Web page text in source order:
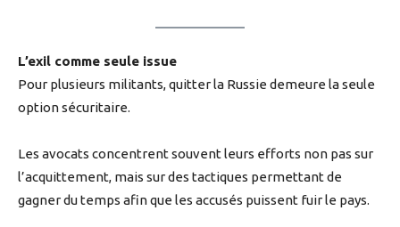
L’exil comme seule issue
Pour plusieurs militants, quitter la Russie demeure la seule
option sécuritaire.
Les avocats concentrent souvent leurs efforts non pas sur
l’acquittement, mais sur des tactiques permettant de
gagner du temps afin que les accusés puissent fuir le pays.